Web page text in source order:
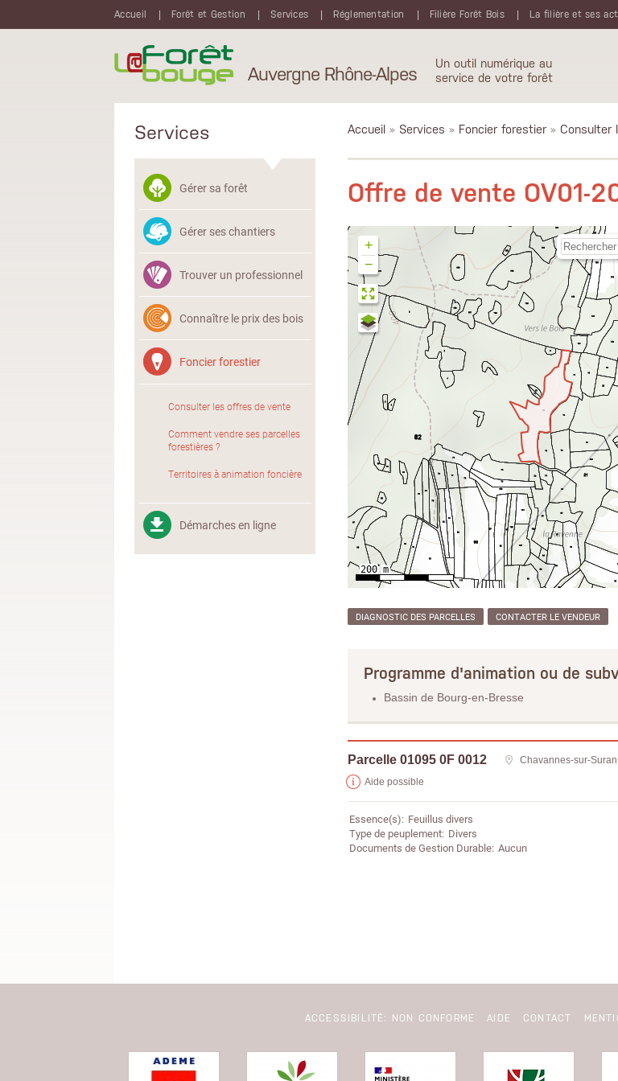
Accueil
Forêt et Gestion Services Réglementation Filière Forêt Bois La filière et ses
Auvergne Rhône-Alpes
Un outil numérique au
service de votre forêt
Services
Gérer sa forêt
Gérer ses chantiers
Trouver un professionnel
Connaître le prix des bois
Foncier forestier
Consulter les offres de vente
Comment vendre ses parcelles
forestières ?
Territoires à animation foncière
Démarches en ligne
Accueil » Services » Foncier forestier» Consulter
Offre de vente OV01-
+
−
DIAGNOSTIC DES PARCELLES CONTACTER LE VENDEUR
Programme d'animation ou de
Bassin de Bourg-en-Bresse
Parcelle 01095 0F 0012 Chavannes-sur-
Aide possible
Essence(s) Feuillus divers
Type de peuplement Divers
Documents de Gestion Durable Aucun
ACCESSIBILITÉ: NON CONFORME AIDE CONTACT